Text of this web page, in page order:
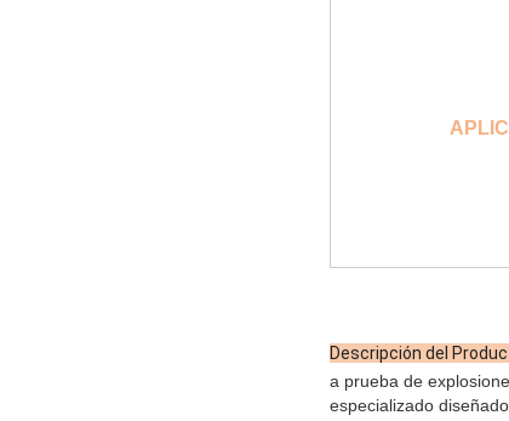
Descripción del
a prueba de
especializado